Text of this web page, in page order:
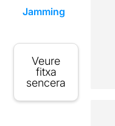
Jamming
Veure
fitxa
sencera